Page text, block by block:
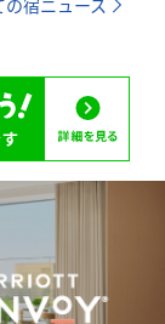
の宿ニュース